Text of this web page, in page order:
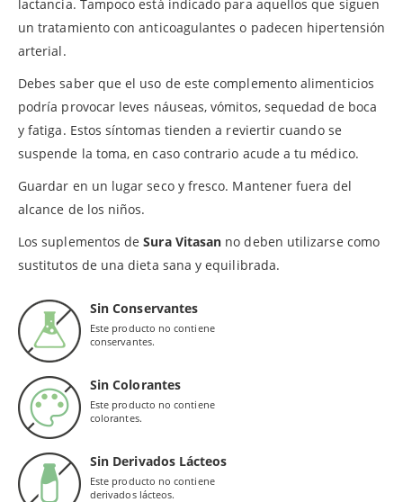
lactancia. Tampoco está indicado para aquellos que siguen
un tratamiento con anticoagulantes o padecen hipertensión
arterial.
Debes saber que el uso de este complemento alimenticios
podría provocar leves náuseas, vómitos, sequedad de boca
y fatiga. Estos síntomas tienden a reviertir cuando se
suspende la toma, en caso contrario acude a tu médico.
Guardar en un lugar seco y fresco. Mantener fuera del
alcance de los niños.
Los suplementos deSura Vitasan no deben utilizarse como
sustitutos de una dieta sana y equilibrada.
Sin Conservantes
Este producto no contiene
conservantes.
Sin Colorantes
Este producto no contiene
colorantes.
Sin Derivados Lácteos
Este producto no contiene
derivados lácteos.